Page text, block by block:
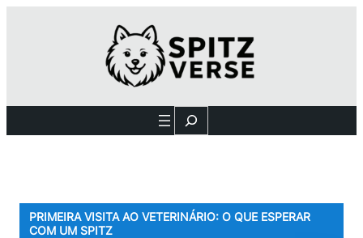
Search
PRIMEIRA VISITA AO VETERINÁRIO: O QUE ESPERAR
COM UM SPITZ